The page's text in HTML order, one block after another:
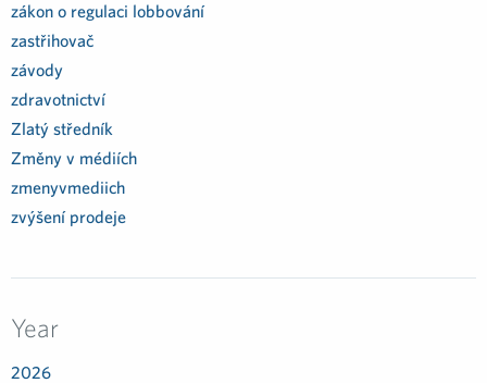
zákon o regulaci lobbování
zastřihovač
závody
zdravotnictví
Zlatý středník
Změny v médiích
zmenyvmediich
zvýšení prodeje
Year
2026